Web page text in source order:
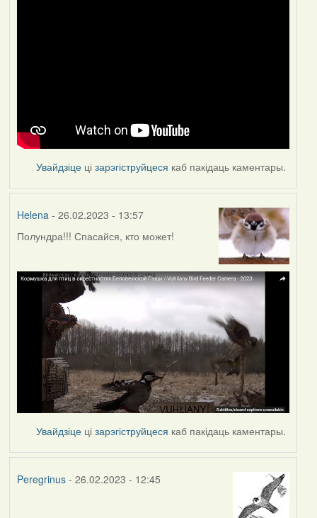
Увайдзіце цізарэгіструйцеся каб пакідаць каментары.
Helena - 26.02.2023 - 13:57
Полундра!!! Спасайся, кто может!
Увайдзіце цізарэгіструйцеся каб пакідаць каментары.
Peregrinus- 26.02.2023 - 12:45